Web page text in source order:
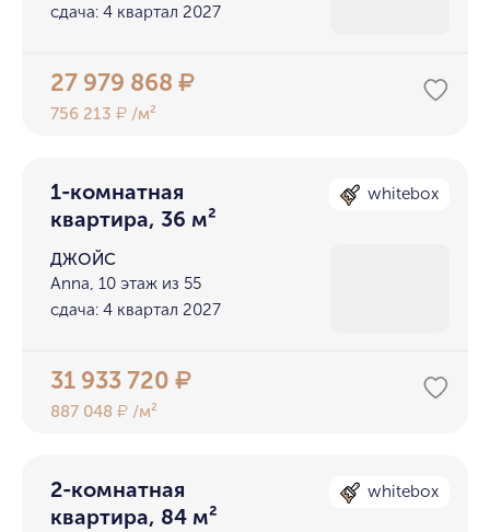
сдача: 4 квартал 2027
27 979 868₽
756 213₽ /м²
1-комнатная
квартира, 36 м²
whitebox
ДЖОЙС
Anna, 10 этаж из 55
сдача: 4 квартал 2027
31 933 720₽
887 048₽ /м²
2-комнатная
квартира, 84 м²
whitebox